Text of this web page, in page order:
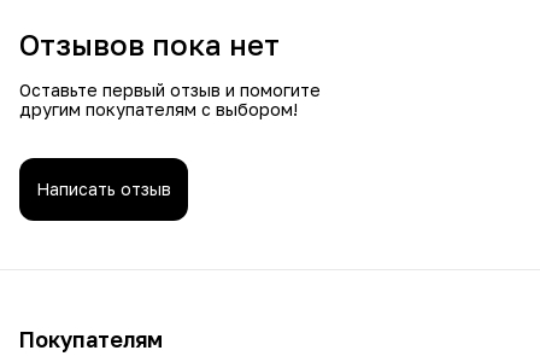
Отзывов пока нет
Оставьте первый отзыв и помогите
другим покупателям с выбором!
Написать отзыв
Покупателям